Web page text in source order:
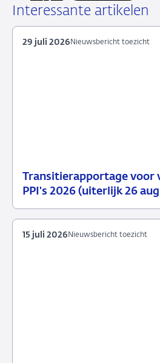
LinkedIn
X
Facebook
e-
Interessante artikelen
Transitierapportage voor
PPI's 2026 (uiterlijk 26
29
Nieuwsbericht
Nieuwsbericht toezicht
29 juli 2026
Nieuwsbericht toezicht
15 juli 2026